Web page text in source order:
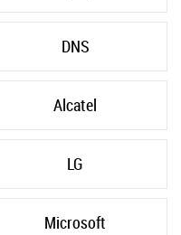
DNS
Alcatel
LG
Microsoft